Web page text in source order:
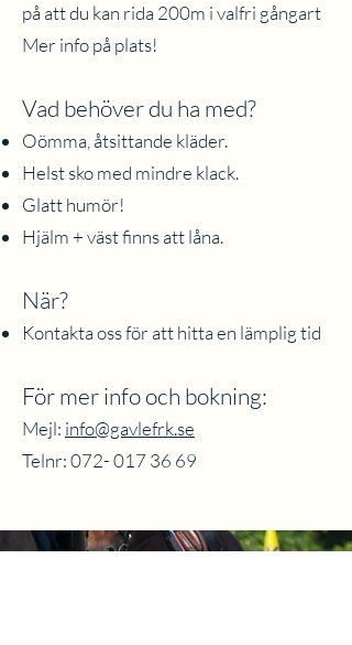
på att du kan rida 200m i valfri gångart
Mer info på plats!
Vad behöver du ha med?
Oömma, åtsittande kläder.
Helst sko med mindre klack.
Glatt humör!
Hjälm + väst finns att låna.
När?
Kontakta oss för att hitta en lämplig tid
För mer info och bokning:
Mejl: info@gavlefrk.se
Telnr:072- 017 36 69